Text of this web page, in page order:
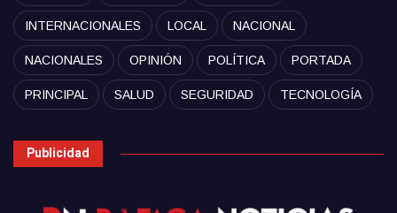
INTERNACIONALES LOCAL NACIONAL
NACIONALES OPINIÓN POLÍTICA PORTADA
PRINCIPAL SALUD SEGURIDAD TECNOLOGÍA
Publicidad